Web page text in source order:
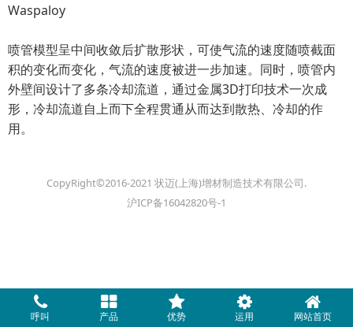
Waspaloy
喷管模型呈中间收敛后扩散形状，可使气流的速度随喷截面
积的变化而变化，气流的速度被进一步加速。同时，喷管内
外壁间设计了多条冷却流道，通过金属3D打印技术一次成
形，冷却流道自上而下全程贯通从而达到散热、冷却的作
用。
CopyRight©2016-2021 状迈(上海)增材制造技术有限公司.
沪ICP备16042820号-1
呼叫 产品 优势 运用 网站首页